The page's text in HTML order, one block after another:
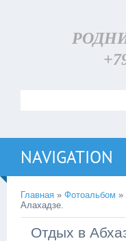
NAVIGATION
Главная » Фотоальбом »
Алахадзе.
Отдых в